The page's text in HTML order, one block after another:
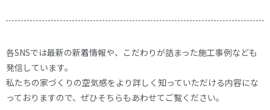
各SNSでは最新の新着情報や、こだわりが詰まった施工事例なども
発信しています。
私たちの家づくりの空気感をより詳しく知っていただける内容にな
っておりますので、ぜひそちらもあわせてご覧ください。